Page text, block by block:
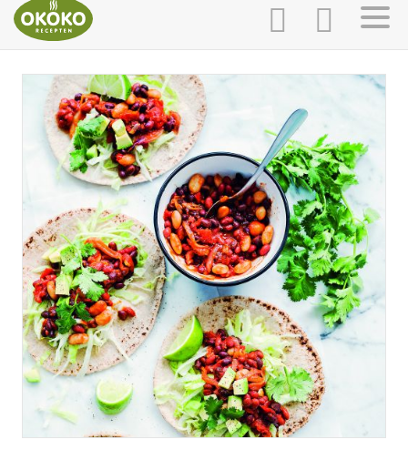
AANMELDEN
HOME
RECEPTEN
WEEKMENU'S
KOOKBOEKEN